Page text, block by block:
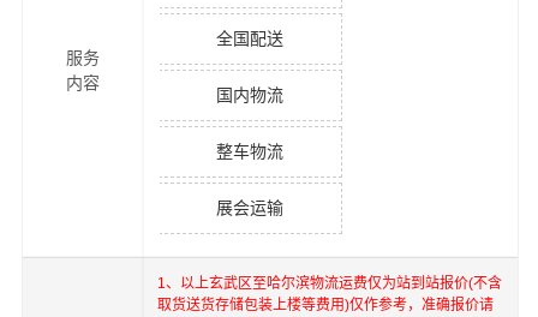
服务
内容
全国配送
国内物流
整车物流
展会运输
1、以上玄武区 至哈尔滨物流运费仅为站到站报价(不含
取货送货存储包装上楼等费用)仅作参考，准确报价请